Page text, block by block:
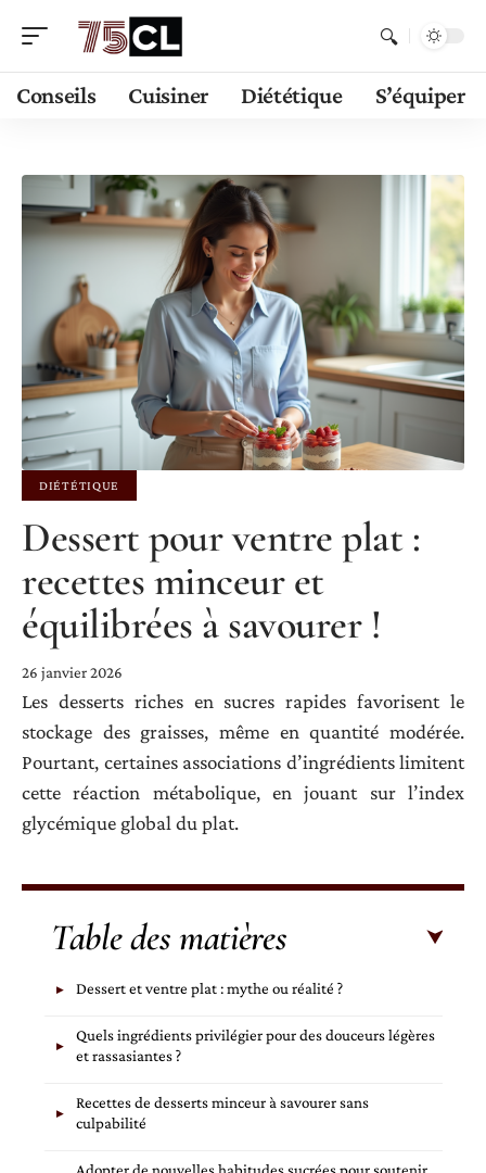
Conseils Cuisiner Diététique S’équiper
DIÉTÉTIQUE
Dessert pour ventre plat :
recettes minceur et
équilibrées à savourer !
26 janvier 2026
Les desserts riches en sucres rapides favorisent le
stockage des graisses, même en quantité modérée.
Pourtant, certaines associations d’ingrédients limitent
cette réaction métabolique, en jouant sur l’index
glycémique global du plat.
Table des matières
Dessert et ventre plat : mythe ou réalité ?
Quels ingrédients privilégier pour des douceurs légères
et rassasiantes ?
Recettes de desserts minceur à savourer sans
culpabilité